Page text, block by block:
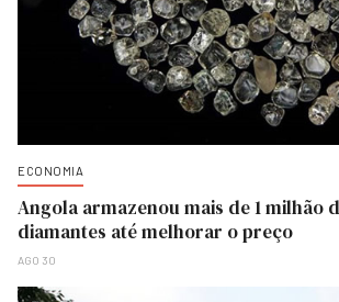
ECONOMIA
Angola armazenou mais de 1 milhão
diamantes até melhorar o preço
AGO 30